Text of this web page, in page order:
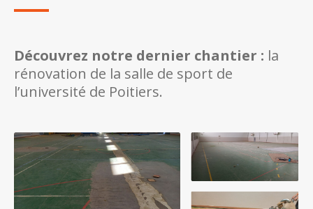
Découvrez notre dernier chantier : la
rénovation de la salle de sport de
l’université de Poitiers.